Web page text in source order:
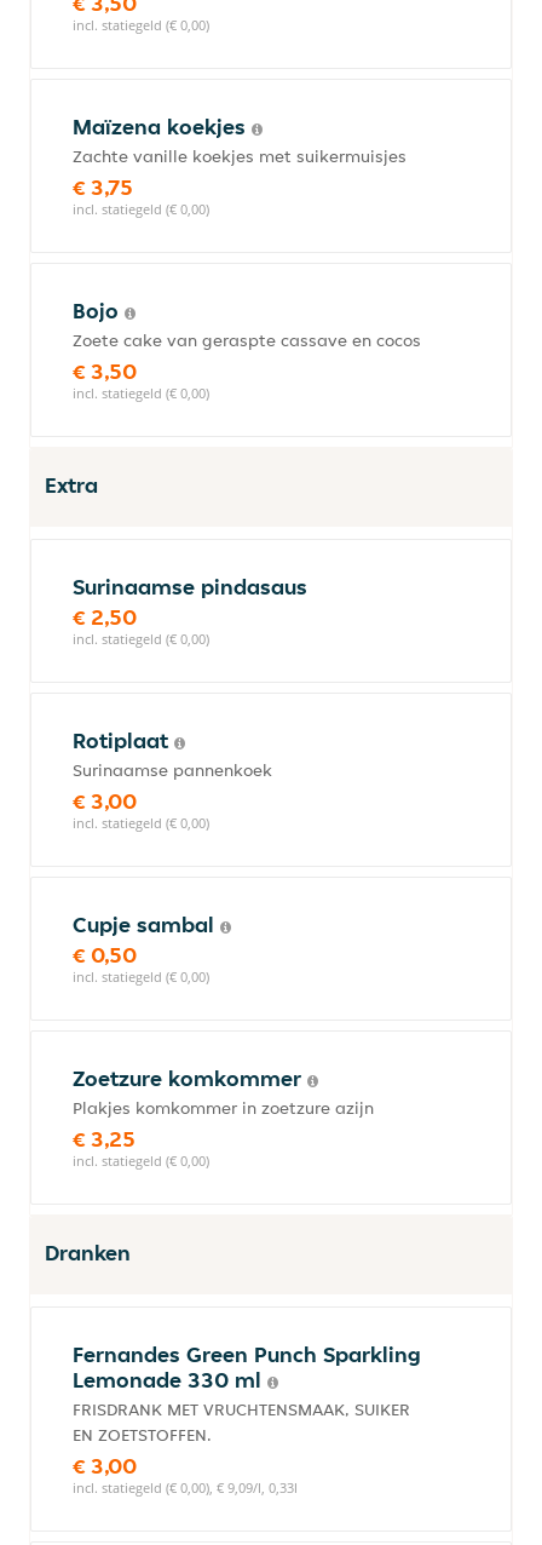
incl. statiegeld (€ 0,00)
Maïzena koekjes
Zachte vanille koekjes met suikermuisjes
€ 3,75
incl. statiegeld (€ 0,00)
Bojo
Zoete cake van geraspte cassave en cocos
€ 3,50
incl. statiegeld (€ 0,00)
Extra
Surinaamse pindasaus
€ 2,50
incl. statiegeld (€ 0,00)
Rotiplaat
Surinaamse pannenkoek
€ 3,00
incl. statiegeld (€ 0,00)
Cupje sambal
€ 0,50
incl. statiegeld (€ 0,00)
Zoetzure komkommer
Plakjes komkommer in zoetzure azijn
€ 3,25
incl. statiegeld (€ 0,00)
Dranken
Fernandes Green Punch Sparkling
Lemonade 330 ml
FRISDRANK MET VRUCHTENSMAAK, SUIKER
EN ZOETSTOFFEN.
€ 3,00
incl. statiegeld (€ 0,00), € 9,09/l, 0,33l